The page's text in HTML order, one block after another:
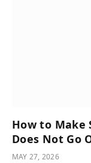
How to Make
Does Not Go
MAY 27, 2026